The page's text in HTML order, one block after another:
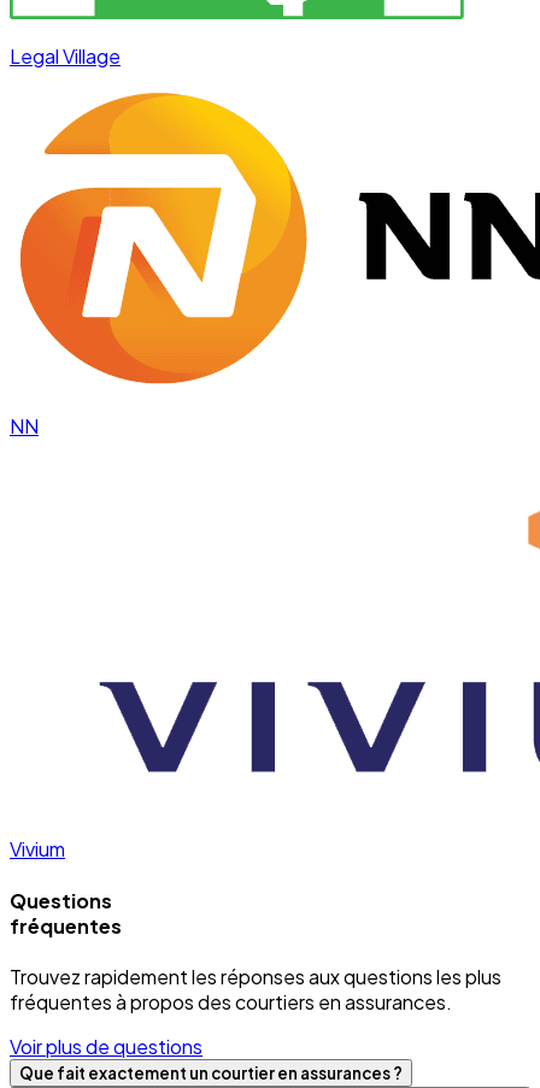
Legal Village
NN
Vivium
Questions
fréquentes
Trouvez rapidement les réponses aux questions les plus
fréquentes à propos des courtiers en assurances.
Voir plus de questions
Que fait exactement un courtier en assurances ?